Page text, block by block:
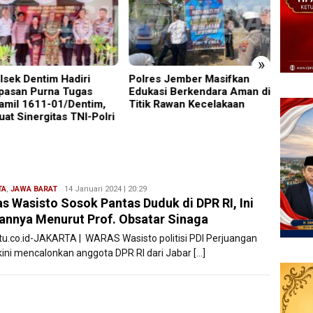
»
Jember Masifkan
Berkendara Aman di
Kecelakaan
‎UNESA Gelar ICAPSTURE
2026 di Sarangan, Wabup
Magetan Beri Apresiasi
, JAWA BARAT Ryan
Karawang
14 Januari 2024 | 20:29
Wasisto Sosok Pantas Duduk di DPR RI, Ini
Menurut Prof. Obsatar Sinaga
JAKARTA | WARAS Wasisto politisi PDI Perjuangan
mencalonkan anggota DPR RI dari Jabar […]